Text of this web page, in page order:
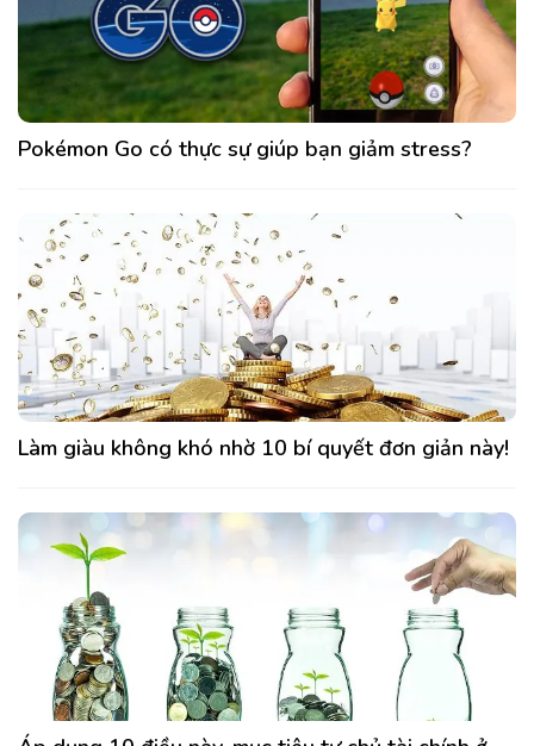
Pokémon Go có thực sự giúp bạn giảm stress?
Làm giàu không khó nhờ 10 bí quyết đơn giản này!